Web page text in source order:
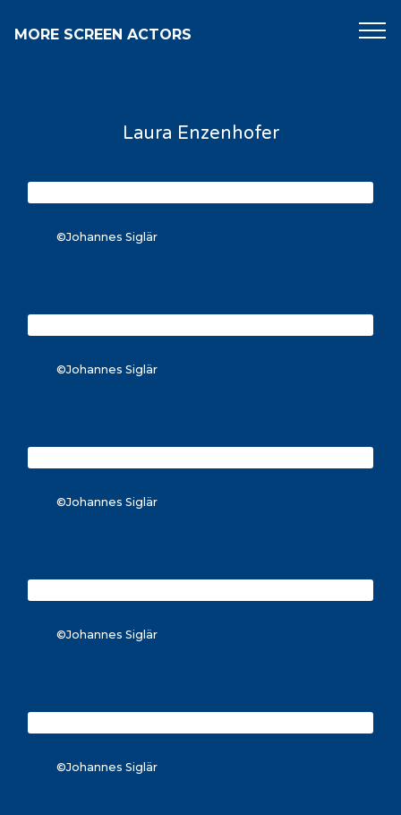
MORE SCREEN ACTORS
Laura Enzenhofer
©Johannes Siglär
©Johannes Siglär
©Johannes Siglär
©Johannes Siglär
©Johannes Siglär